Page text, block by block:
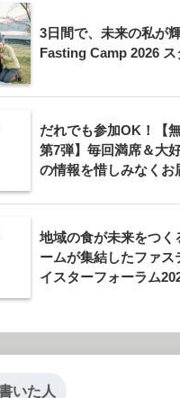
3日間で、未来の私が
Fasting Camp 2026 ス
だれでも参加OK！【
第7弾】毎回満席＆大
の情報を惜しみなくお
地域の食が未来をつく
ームが集結したファス
イスターフォーラム
いた人